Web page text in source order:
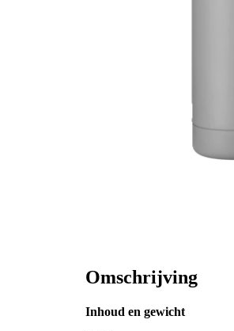
Omschrijving
Inhoud en gewicht